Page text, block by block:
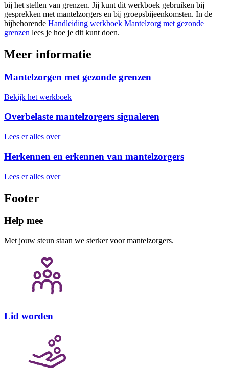
bij het stellen van grenzen. Jij kunt dit werkboek gebruiken bij
gesprekken met mantelzorgers en bij groepsbijeenkomsten. In de
bijbehorende Handleiding werkboek Mantelzorg met gezonde
grenzen lees je hoe je dit kunt doen.
Meer informatie
Mantelzorgen met gezonde grenzen
Bekijk het werkboek
Overbelaste mantelzorgers signaleren
Lees er alles over
Herkennen en erkennen van mantelzorgers
Lees er alles over
Footer
Help mee
Met jouw steun staan we sterker voor mantelzorgers.
Lid worden